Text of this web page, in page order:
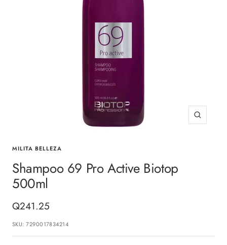
Zoom
MILITA BELLEZA
Shampoo 69 Pro Active Biotop
500ml
Precio
de
venta
Q241.25
SKU:7290017834214